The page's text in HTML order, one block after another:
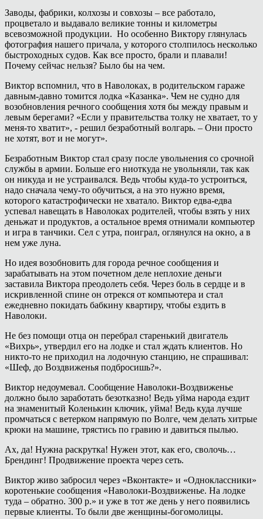
Заводы, фабрики, колхозы и совхозы – все работало,
процветало и выдавало великие тонны и километры
всевозможной продукции. Но особенно Виктору глянулась
фотография нашего причала, у которого столпилось несколько
быстроходных судов. Как все просто, брали и плавали!
Почему сейчас нельзя? Было бы на чем.
Виктор вспомнил, что в Наволоках, в родительском гараже
давным-давно томится лодка «Казанка». Чем не судно для
возобновления речного сообщения хотя бы между правым и
левым берегами? «Если у правительства толку не хватает, то у
меня-то хватит», - решил безработный волгарь. – Они просто
не хотят, вот и не могут».
Безработным Виктор стал сразу после увольнения со срочной
службы в армии. Больше его ниоткуда не увольняли, так как
он никуда и не устраивался. Ведь чтобы куда-то устроиться,
надо сначала чему-то обучиться, а на это нужно время,
которого катастрофически не хватало. Виктор едва-едва
успевал навещать в Наволоках родителей, чтобы взять у них
деньжат и продуктов, а остальное время отнимали компьютер
и игра в танчики. Сел с утра, поиграл, оглянулся на окно, а в
нем уже луна.
Но идея возобновить для города речное сообщения и
зарабатывать на этом почетном деле неплохие деньги
заставила Виктора преодолеть себя. Через боль в сердце и в
искривленной спине он отрекся от компьютера и стал
ежедневно покидать бабкину квартиру, чтобы ездить в
Наволоки.
Не без помощи отца он перебрал старенький двигатель
«Вихрь», утвердил его на лодке и стал ждать клиентов. Но
никто-то не приходил на лодочную станцию, не спрашивал:
«Шеф, до Воздвиженья подбросишь?».
Виктор недоумевал. Сообщение Наволоки-Воздвиженье
должно было заработать безотказно! Ведь уйма народа ездит
на знаменитый Коленькин ключик, уйма! Ведь куда лучше
промчаться с ветерком напрямую по Волге, чем делать хитрые
крюки на машине, трястись по гравию и давиться пылью.
Ах, да! Нужна раскрутка! Нужен этот, как его, сволочь…
Брендинг! Продвижение проекта через сеть.
Виктор живо забросил через «Вконтакте» и «Одноклассники»
коротенькие сообщения «Наволоки-Воздвиженье. На лодке
туда – обратно. 300 р.» и уже в тот же день у него появились
первые клиенты. То были две женщины-богомолицы.